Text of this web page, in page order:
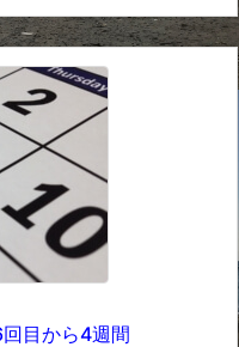
回目から4週間